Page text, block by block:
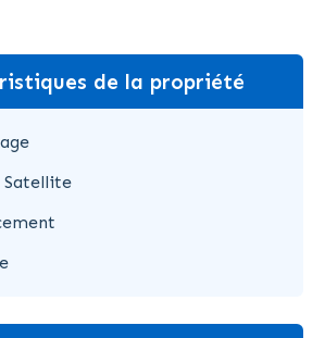
de la propriété
Satellite